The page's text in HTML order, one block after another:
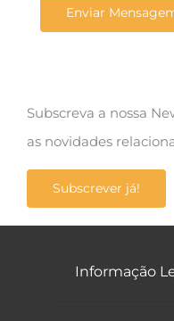
Subscreva a nossa
as novidades
Subscrever já!
Informação